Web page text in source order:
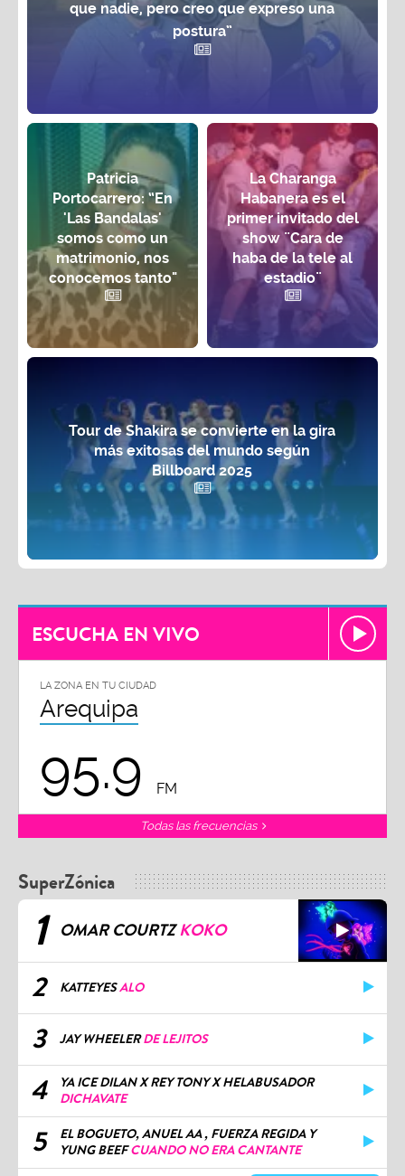
que nadie, pero creo que expreso una
postura”
Patricia
Portocarrero: “En
'Las Bandalas'
somos como un
matrimonio, nos
conocemos tanto"
La Charanga
Habanera es el
primer invitado del
show ¨Cara de
haba de la tele al
estadio¨
Tour de Shakira se convierte en la gira
más exitosas del mundo según
Billboard 2025
ESCUCHA EN VIVO
LA ZONA EN TU CIUDAD
Arequipa
95.9 FM
Todas las frecuencias
SuperZónica
1 OMAR COURTZKOKO
2 KATTEYESALO
3 JAY WHEELERDE LEJITOS
4
YA ICE DILAN X REY TONY X HELABUSADOR
DICHAVATE
5
EL BOGUETO, ANUEL AA , FUERZA REGIDA Y
YUNG BEEFCUANDO NO ERA CANTANTE